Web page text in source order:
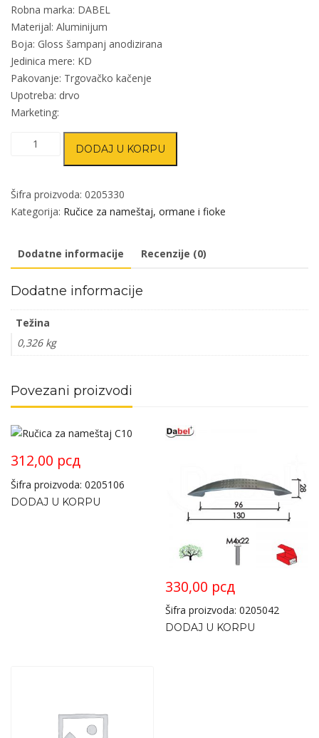
Robna marka: DABEL
Materijal: Aluminijum
Boja: Gloss šampanj anodizirana
Jedinica mere: KD
Pakovanje: Trgovačko kačenje
Upotreba: drvo
Marketing:
Ručica
C26
GlŠaAnodiz
DODAJ U KORPU
Šifra proizvoda: 0205330
Kategorija: Ručice za nameštaj, ormane i fioke
Dodatne informacije Recenzije (0)
Dodatne informacije
Težina
0,326 kg
Povezani proizvodi
312,00 рсд
Šifra proizvoda: 0205106
DODAJ U KORPU
330,00 рсд
Šifra proizvoda: 0205042
DODAJ U KORPU